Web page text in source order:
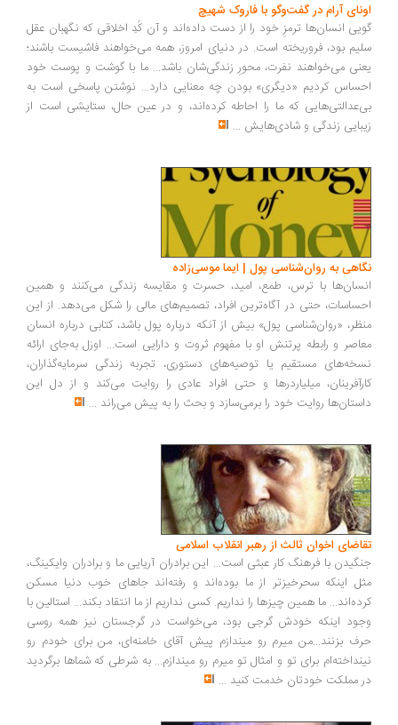
آرام در گفت‌وگو با فاروک شهیچ‭
انسان‌ها ترمزِ خود را از دست داده‌اند و آن کُدِ اخلاقی که نگهبان عقل
بود، فروریخته است. در دنیای امروز، همه می‌خواهند فاشیست باشند؛
می‌خواهند نفرت، محورِ زندگی‌شان باشد... ما با گوشت و پوست خود
کردیم «دیگری» بودن چه معنایی دارد... نوشتن پاسخی است به
که ما را احاطه کرده‌اند، و در عین حال، ستایشی است از
زندگی و شادی‌هایش...
به روان‌شناسی پول | ایما موسی‌زاده
با ترس، طمع، امید، حسرت و مقایسه زندگی می‌کنند و همین
حتی در آگاه‌ترین افراد، تصمیم‌های مالی را شکل می‌دهد. از این
«روان‌شناسی پول» بیش از آنکه درباره پول باشد، کتابی درباره انسان
و رابطه پرتنش او با مفهوم ثروت و دارایی است... اوزل به‌جای ارائه
مستقیم یا توصیه‌های دستوری، تجربه زندگی سرمایه‌گذاران،
میلیاردرها و حتی افراد عادی را روایت می‌کند و از دل این
روایت خود را برمی‌سازد و بحث را به پیش می‌راند ...
اخوان ثالث از رهبر انقلاب اسلامی
با فرهنگ کار عبثی است... این برادران آریایی ما و برادران وایکینگ،
اینکه سحرخیزتر از ما بوده‌اند و رفته‌اند جاهای خوب دنیا مسکن
ما همین چیزها را نداریم. کسی نداریم از ما انتقاد بکند... استالین با
اینکه خودش گرجی بود، می‌خواست در گرجستان نیز همه روسی
بزنند...من میرم رو میندازم پیش آقای خامنه‌ای، من برای خودم رو
برای تو و امثال تو میرم رو میندازم... به شرطی که شماها برگردید
مملکت خودتان خدمت کنید...